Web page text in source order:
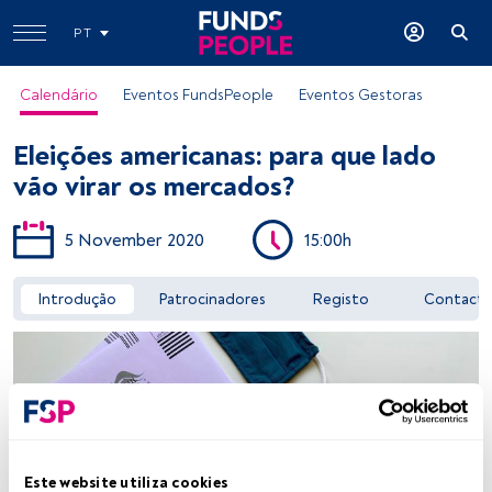
Este website utiliza cookies
PT
Calendário Eventos FundsPeople Eventos Gestoras
Eleições americanas: para que lado
vão virar os mercados?
5 November 2020 15:00h
Introdução Patrocinadores Registo